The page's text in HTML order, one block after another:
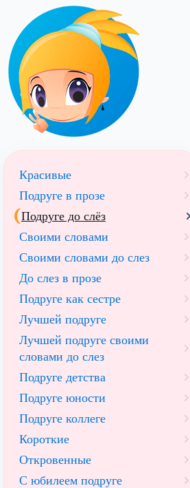
Красивые
Подруге в прозе
Подруге до слёз
Своими словами
Своими словами до слез
До слез в прозе
Подруге как сестре
Лучшей подруге
Лучшей подруге своими
словами до слез
Подруге детства
Подруге юности
Подруге коллеге
Короткие
Откровенные
С юбилеем подруге